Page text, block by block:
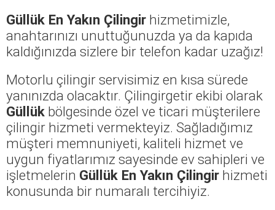
Güllük En Yakın Çilingir hizmetimizle,
anahtarınızı unuttuğunuzda ya da kapıda
kaldığınızda sizlere bir telefon kadar uzağız!
Motorlu çilingir servisimiz en kısa sürede
yanınızda olacaktır. Çilingirgetir ekibi olarak
Güllük bölgesinde özel ve ticari müşterilere
çilingir hizmeti vermekteyiz. Sağladığımız
müşteri memnuniyeti, kaliteli hizmet ve
uygun fiyatlarımız sayesinde ev sahipleri ve
işletmelerin Güllük En Yakın Çilingir hizmeti
konusunda bir numaralı tercihiyiz.